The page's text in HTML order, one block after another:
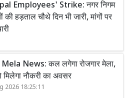
Employees' Strike: नगर निगम
की हड़ताल चौथे दिन भी जारी, मांगों पर
News: कल लगेगा रोजगार मेला,
नौकरी का अवसर
2026 18:25:11